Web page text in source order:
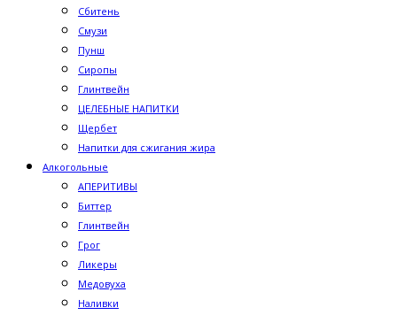
Сбитень
Смузи
Пунш
Сиропы
Глинтвейн
ЦЕЛЕБНЫЕ НАПИТКИ
Щербет
Напитки для сжигания жира
Алкогольные
АПЕРИТИВЫ
Биттер
Глинтвейн
Грог
Ликеры
Медовуха
Наливки